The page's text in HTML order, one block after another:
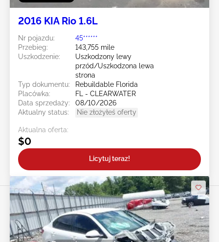
2016 KIA Rio 1.6L
Nr pojazdu:
45******
Przebieg:
143,755 mile
Uszkodzenie:
Uszkodzony lewy
przód/Uszkodzona lewa
strona
Typ dokumentu:
Rebuildable Florida
Placówka:
FL - CLEARWATER
Data sprzedaży:
08/10/2026
Aktualny status:
Nie złożyłeś oferty
Aktualna oferta:
$0
Licytuj teraz!